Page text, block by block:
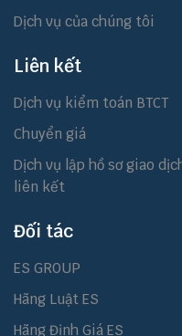
Dịch vụ của chúng tôi
Liên kết
Dịch vụ kiểm toán BTCT
Chuyển giá
Dịch vụ lập hồ sơ giao
liên kết
Đối tác
ES GROUP
Hãng Luật ES
Hãng Định Giá ES